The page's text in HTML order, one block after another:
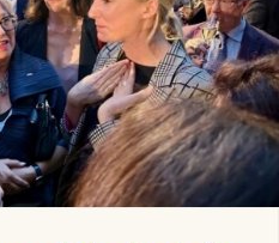
pour votre événement
intelligent facilite le
d’affaires et réunit
rehaussant l’expérience